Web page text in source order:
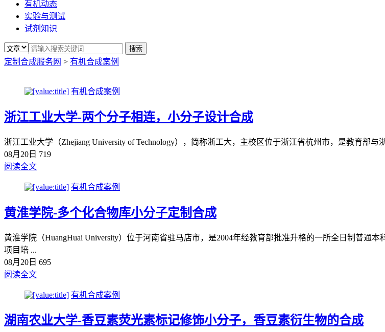
有机动态
实验与测试
试剂知识
定制合成服务网 > 有机合成案例
有机合成案例
浙江工业大学-两个分子相连，小分子设计合成
浙江工业大学（Zhejiang University of Technology），简称浙工大，主校区位于浙江省杭州市，是教育部
08月20日 719
阅读全文
有机合成案例
黄淮学院-多个化合物库小分子定制合成
黄淮学院（HuangHuai University）位于河南省驻马店市，是2004年经教育部批准升格的一所全日制普通
项目培 ...
08月20日 695
阅读全文
有机合成案例
湖南农业大学-香豆素荧光素标记修饰小分子，香豆素衍生物的合成